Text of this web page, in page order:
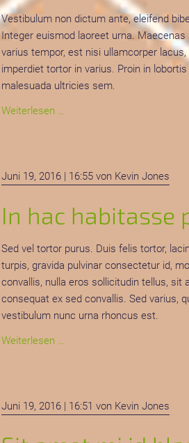
Vestibulum non dictum ante, eleifend
Integer euismod laoreet urna.
varius tempor, est nisi ullamcorper
imperdiet tortor in varius. Proin in
malesuada ultricies sem.
Weiterlesen …
mi
blandit
Juni 19, 2016 | 16:55von Kevin Jones
In hac habitasse
Sed vel tortor purus. Duis felis tortor,
turpis, gravida pulvinar consectetur id,
convallis, nulla eros sollicitudin tellus,
consequat ex sed convallis. Sed varius,
vestibulum nunc urna rhoncus est.
Weiterlesen …
dictumst
Juni 19, 2016 | 16:51 von Kevin Jones